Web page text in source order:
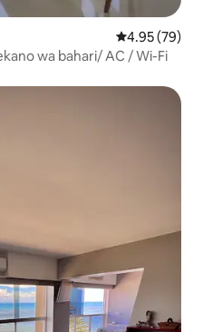
Ukadiriaji wa
4.95 (79)
wa bahari/ AC / Wi-Fi